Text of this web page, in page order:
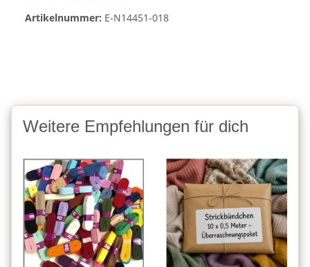
Artikelnummer: E-N14451-018
Weitere Empfehlungen für dich